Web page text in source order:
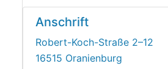
Anschrift
Robert-Koch-Straße 2–12
16515 Oranienburg